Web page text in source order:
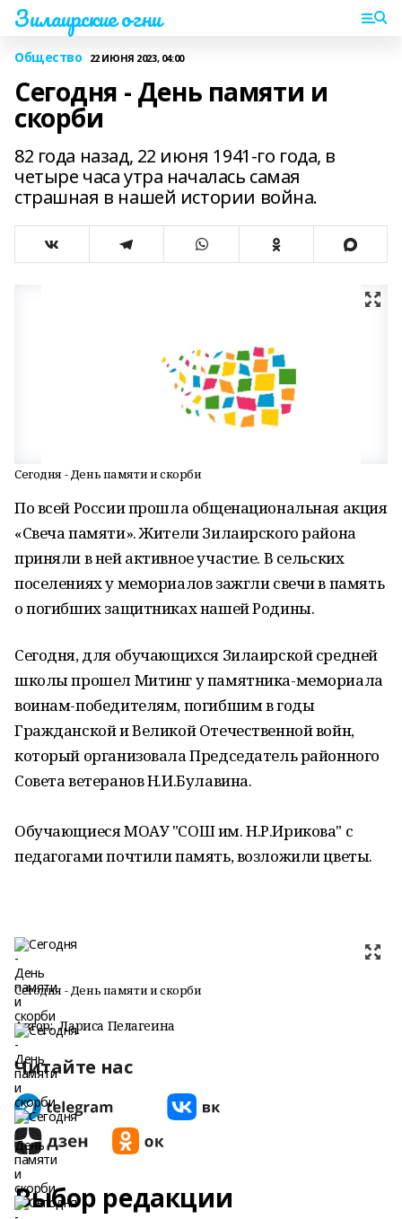
Зилаирские огни
Общество 22 ИЮНЯ 2023, 04:00
Сегодня - День памяти и
скорби
82 года назад, 22 июня 1941-го года, в
четыре часа утра началась самая
страшная в нашей истории война.
Сегодня - День памяти и скорби
По всей России прошла общенациональная акция
«Свеча памяти». Жители Зилаирского района
приняли в ней активное участие. В сельских
поселениях у мемориалов зажгли свечи в память
о погибших защитниках нашей Родины.
Сегодня, для обучающихся Зилаирской средней
школы прошел Митинг у памятника-мемориала
воинам-победителям, погибшим в годы
Гражданской и Великой Отечественной войн,
который организовала Председатель районного
Совета ветеранов Н.И.Булавина.
Обучающиеся МОАУ "СОШ им. Н.Р.Ирикова" с
педагогами почтили память, возложили цветы.
Сегодня - День памяти и скорби
Автор: Лариса Пелагеина
Читайте нас
Выбор редакции